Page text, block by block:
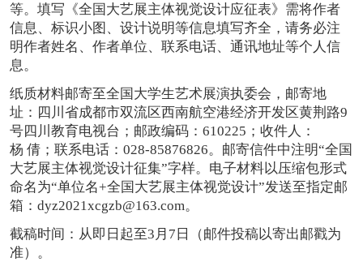
等。填写《全国大艺展主体视觉设计应征表》需将作者
信息、标识小图、设计说明等信息填写齐全，请务必注
明作者姓名、作者单位、联系电话、通讯地址等个人信
息。
纸质材料邮寄至全国大学生艺术展演执委会，邮寄地
址：四川省成都市双流区西南航空港经济开发区黄荆路9
号四川教育电视台；邮政编码：610225；收件人：
杨 倩；联系电话：028-85876826。邮寄信件中注明“全国
大艺展主体视觉设计征集”字样。电子材料以压缩包形式
命名为“单位名+全国大艺展主体视觉设计”发送至指定邮
箱：dyz2021xcgzb@163.com。
截稿时间：从即日起至3月7日（邮件投稿以寄出邮戳为
准）。